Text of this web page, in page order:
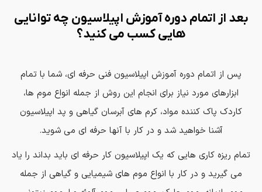
بعد از اتمام دوره آموزش اپیلاسیون چه توانایی
هایی کسب می کنید؟
پس از اتمام دوره آموزش اپیلاسیون فنی حرفه ای، شما با تمام
ابزارهای مورد نیاز برای انجام این روش از جمله انواع موم ها،
کاردك پاك کننده مواد، کرم های آبرسان گیاهی و پد اپیلاسیون
آشنا خواهید شد و در کار با آنها حرفه ای می شوید.
تمام ریزه کاری هایی که یک اپیلاسیون کار حرفه ای باید بداند را یاد
می گیرید و در کار با انواع موم های شیمیایی و گیاهی از جمله